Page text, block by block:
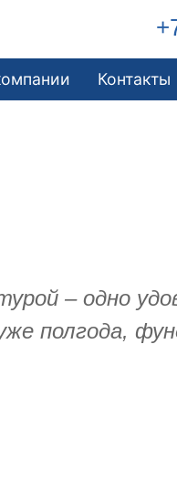
Контакты
– одно
полгода,